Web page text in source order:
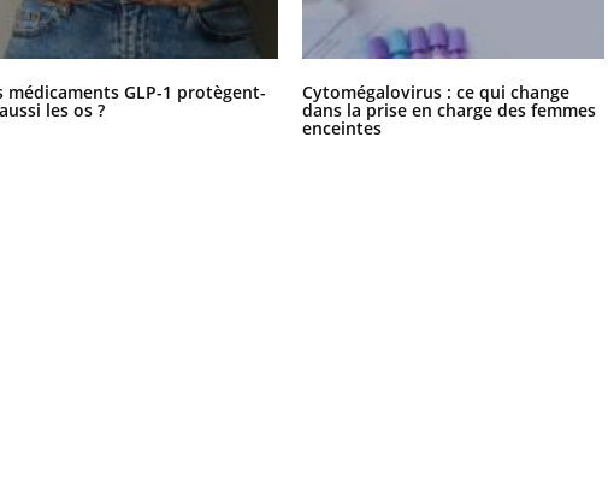
médicaments GLP-1 protègent-
les os ?
Cytomégalovirus : ce qui change
dans la prise en charge des femmes
enceintes